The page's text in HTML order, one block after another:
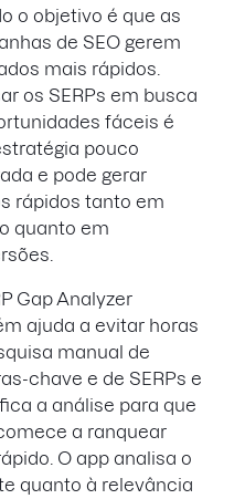
o objetivo é que as
de SEO gerem
mais rápidos.
os SERPs em busca
fáceis é
pouco
e pode gerar
rápidos tanto em
quanto em
Gap Analyzer
ajuda a evitar horas
manual de
chave e de SERPs e
a análise para que
a ranquear
O app analisa o
quanto à relevância